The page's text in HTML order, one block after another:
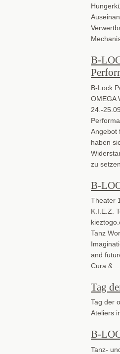
B-
B-Lock
OMEGA
24.-
Angebot
haben
zu
B-
Theater
K.I.E.Z.
Tanz
and
Cura & …
Tag
Tag der
Ateliers
B-
Tanz-